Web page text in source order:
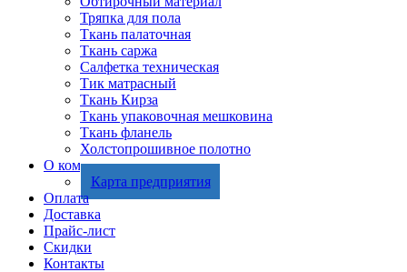
Тряпка для пола
Ткань палаточная
Ткань саржа
Салфетка техническая
Тик матрасный
Ткань Кирза
Ткань упаковочная мешковина
Ткань фланель
Холстопрошивное полотно
О компании
Карта предприятия
Оплата
Доставка
Прайс-лист
Скидки
Контакты